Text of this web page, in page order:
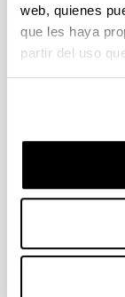
web, quienes
que les haya
partir del uso